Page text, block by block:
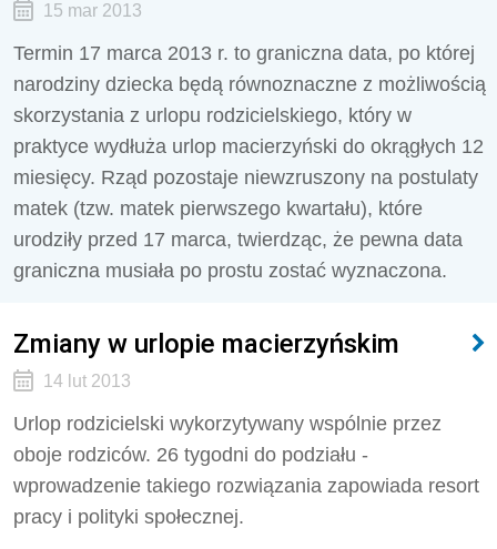
15 mar 2013
Termin 17 marca 2013 r. to graniczna data, po której
narodziny dziecka będą równoznaczne z możliwością
skorzystania z urlopu rodzicielskiego, który w
praktyce wydłuża urlop macierzyński do okrągłych 12
miesięcy. Rząd pozostaje niewzruszony na postulaty
matek (tzw. matek pierwszego kwartału), które
urodziły przed 17 marca, twierdząc, że pewna data
graniczna musiała po prostu zostać wyznaczona.
Zmiany w urlopie macierzyńskim
14 lut 2013
Urlop rodzicielski wykorzytywany wspólnie przez
oboje rodziców. 26 tygodni do podziału -
wprowadzenie takiego rozwiązania zapowiada resort
pracy i polityki społecznej.